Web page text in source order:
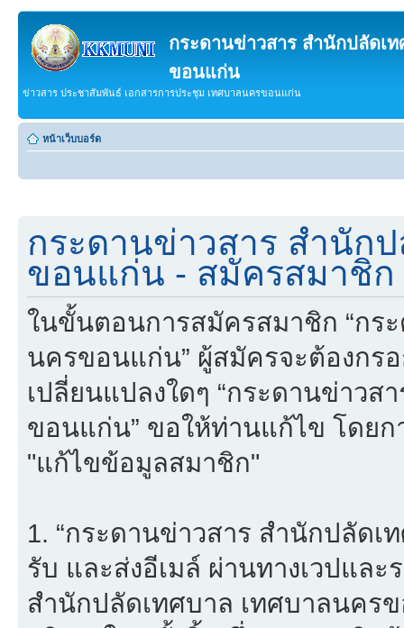
กระดานข่าวสาร สำนักปลัดเ
ขอนแก่น
ข่าวสาร ประชาสัมพันธ์ เอกสารการประชุม เทศบาลนครขอนแก่น
หน้าเว็บบอร์ด
กระดานข่าวสาร สำนัก
ขอนแก่น - สมัครสมาชิก
ในขั้นตอนการสมัครสมาชิก “กร
นครขอนแก่น” ผู้สมัครจะต้องกร
เปลี่ยนแปลงใดๆ “กระดานข่าว
ขอนแก่น” ขอให้ท่านแก้ไข โดย
"แก้ไขข้อมูลสมาชิก"
1. “กระดานข่าวสาร สำนักปลัด
รับ และส่งอีเมล์ ผ่านทางเวปแล
สำนักปลัดเทศบาล เทศบาลนคร